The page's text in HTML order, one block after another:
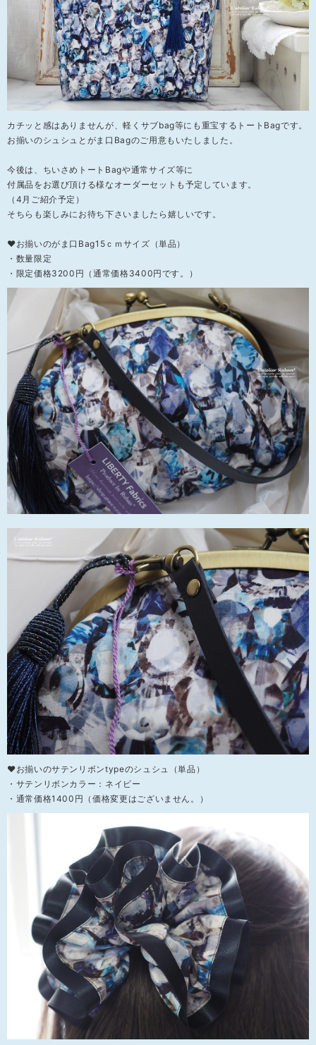
カチッと感はありませんが、軽くサブbag等にも重宝するトートBagです。
お揃いのシュシュとがま口Bagのご用意もいたしました。
今後は、ちいさめトートBagや通常サイズ等に
付属品をお選び頂ける様なオーダーセットも予定しています。
（4月ご紹介予定）
そちらも楽しみにお待ち下さいましたら嬉しいです。
❤お揃いのがま口Bag15ｃｍサイズ（単品）
・数量限定
・限定価格3200円（通常価格3400円です。）
❤お揃いのサテンリボンtypeのシュシュ（単品）
・サテンリボンカラー：ネイビー
・通常価格1400円（価格変更はございません。）